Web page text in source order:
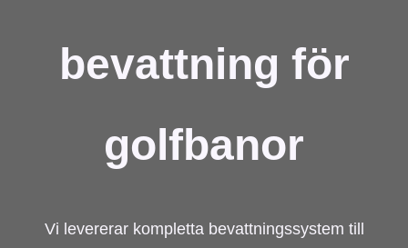
bevattning för
golfbanor
Vi levererar kompletta bevattningssystem till